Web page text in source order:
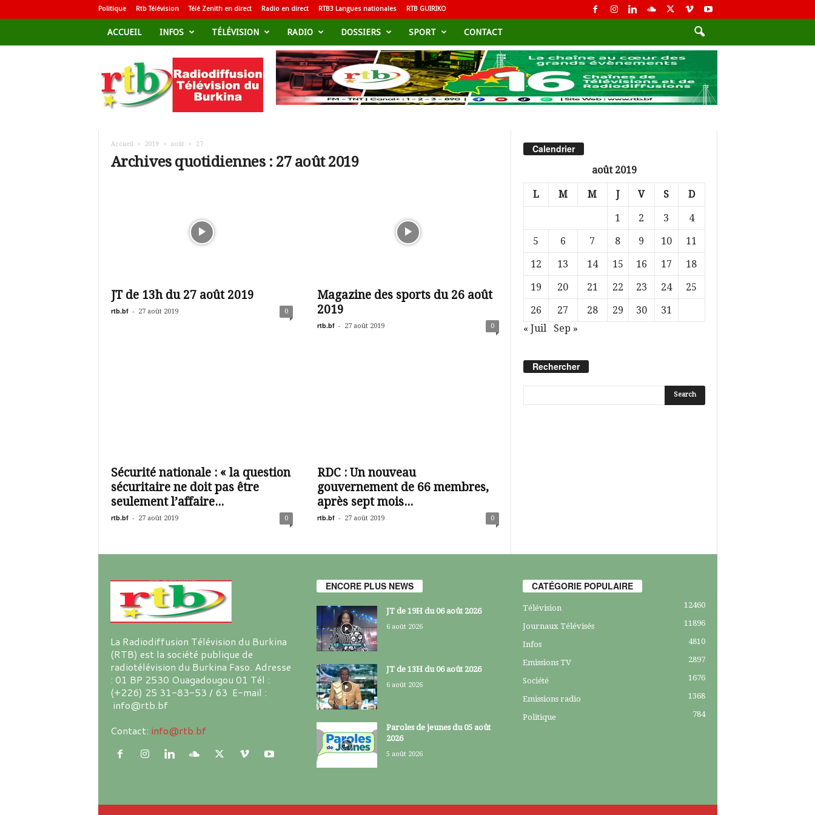
Politique Rtb Télévision Télé Zenith en direct Radio en direct RTB3 Langues nationales RTB GUIRIKO
ACCUEIL INFOS TÉLÉVISION RADIO DOSSIERS SPORT CONTACT
d
i
Accueil 2019 août 27
Archives quotidiennes : 27 août 2019
JT de 13h du 27 août 2019
rtb.bf - 27 août 2019 0
Magazine des sports du 26 août
2019
rtb.bf - 27 août 2019 0
Sécurité nationale : « la question
sécuritaire ne doit pas être
seulement l’affaire...
rtb.bf - 27 août 2019 0
RDC : Un nouveau
gouvernement de 66 membres,
après sept mois...
rtb.bf - 27 août 2019 0
Calendrier
août 2019
L M M J V S D
1 2 3
4
5
6 7 8 9 10
11
12
13 14 15 16 17
18
19
20 21 22 23 24
25
26
27 28 29 30
31
« Juil
Sep »
Rechercher
La Radiodiffusion Télévision du Burkina
(RTB) est la société publique de
radiotélévision du Burkina Faso. Adresse
: 01 BP 2530 Ouagadougou 01 Tél :
(+226) 25 31-83-53 / 63 E-mail :
info@rtb.bf
Contact: info@rtb.bf
ENCORE PLUS NEWS
JT de 19H du 06 août 2026
6 août 2026
JT de 13H du 06 août 2026
6 août 2026
Paroles de jeunes du 05 août
2026
5 août 2026
CATÉGORIE POPULAIRE
Télévision 12460
Journaux Télévisés 11896
Infos 4810
Emissions TV 2897
Société 1676
Emissions radio 1368
Politique 784